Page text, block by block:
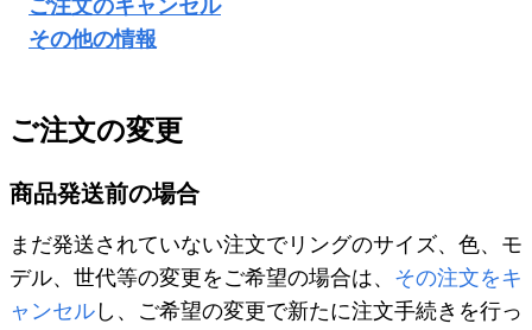
ご注文のキャンセル
その他の情報
ご注文の変更
商品発送前の場合
まだ発送されていない注文でリングのサイズ、色、モ
デル、世代等の変更をご希望の場合は、 その注文をキ
ャンセル し、ご希望の変更で新たに注文手続きを行っ